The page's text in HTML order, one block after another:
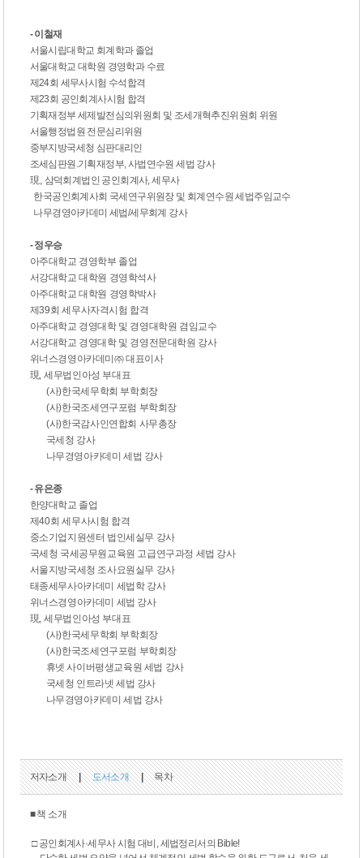
- 이철재
서울시립대학교 회계학과 졸업
서울대학교 대학원 경영학과 수료
제24회 세무사시험 수석합격
제23회 공인회계사시험 합격
기획재정부 세제발전심의위원회 및 조세개혁추진위원회 위원
서울행정법원 전문심리위원
중부지방국세청 심판대리인
조세심판원.기획재정부, 사법연수원 세법 강사
現 삼덕회계법인 공인회계사, 세무사
한국공인회계사회 국세연구위원장 및 회계연수원 세법주임교수
나무경영아카데미 세법/세무회계 강사
- 정우승
아주대학교 경영학부 졸업
서강대학교 대학원 경영학석사
아주대학교 대학원 경영학박사
제39회 세무사자격시험 합격
아주대학교 경영대학 및 경영대학원 겸임교수
서강대학교 경영대학 및 경영전문대학원 강사
위너스경영아카데미㈜대표이사
現 ,세무법인아성 부대표
(사)한국세무학회 부학회장
(사)한국조세연구포럼 부학회장
(사)한국감사인연합회 사무총장
국세청 강사
나무경영아카데미 세법 강사
- 유은종
한양대학교 졸업
제40회 세무사시험 합격
중소기업지원센터 법인세실무 강사
국세청 국세공무원교육원 고급연구과정 세법 강사
서울지방국세청 조사요원실무 강사
태종세무사아카데미 세법학 강사
위너스경영아카데미 세법 강사
現 ,세무법인아성 부대표
(사)한국세무학회 부학회장
(사)한국조세연구포럼 부학회장
휴넷 사이버평생교육원 세법 강사
국세청 인트라넷 세법 강사
나무경영아카데미 세법 강사
저자소개 | 도서소개 | 목차
■ 책 소개
□ 공인회계사·세무사 시험 대비, 세법정리서의 Bible!